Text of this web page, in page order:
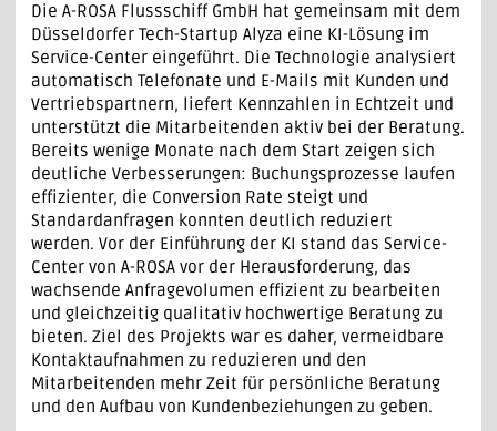
Die A-ROSA Flussschiff GmbH hat gemeinsam mit dem
Düsseldorfer Tech-Startup Alyza eine KI-Lösung im
Service-Center eingeführt. Die Technologie analysiert
automatisch Telefonate und E-Mails mit Kunden und
Vertriebspartnern, liefert Kennzahlen in Echtzeit und
unterstützt die Mitarbeitenden aktiv bei der Beratung.
Bereits wenige Monate nach dem Start zeigen sich
deutliche Verbesserungen: Buchungsprozesse laufen
effizienter, die Conversion Rate steigt und
Standardanfragen konnten deutlich reduziert
werden. Vor der Einführung der KI stand das Service-
Center von A-ROSA vor der Herausforderung, das
wachsende Anfragevolumen effizient zu bearbeiten
und gleichzeitig qualitativ hochwertige Beratung zu
bieten. Ziel des Projekts war es daher, vermeidbare
Kontaktaufnahmen zu reduzieren und den
Mitarbeitenden mehr Zeit für persönliche Beratung
und den Aufbau von Kundenbeziehungen zu geben.